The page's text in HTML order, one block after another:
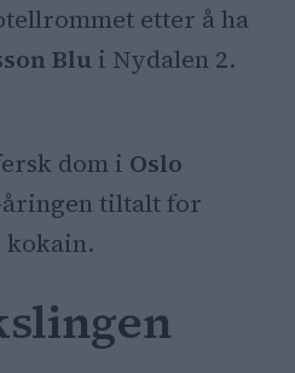
etter å ha
Blui Nydalen 2.
dom i Oslo
åringen tiltalt for
kokain.